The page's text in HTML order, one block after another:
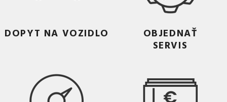
DOPYT NA VOZIDLO
OBJEDNAŤ
SERVIS